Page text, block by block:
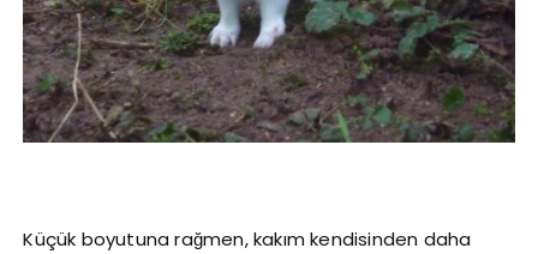
Küçük boyutuna rağmen, kakım kendisinden daha